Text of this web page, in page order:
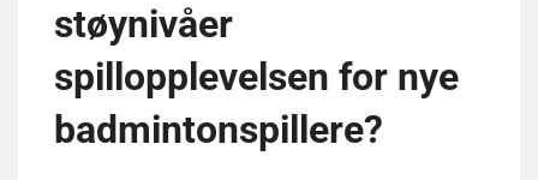
støynivåer
spillopplevelsen for nye
badmintonspillere?